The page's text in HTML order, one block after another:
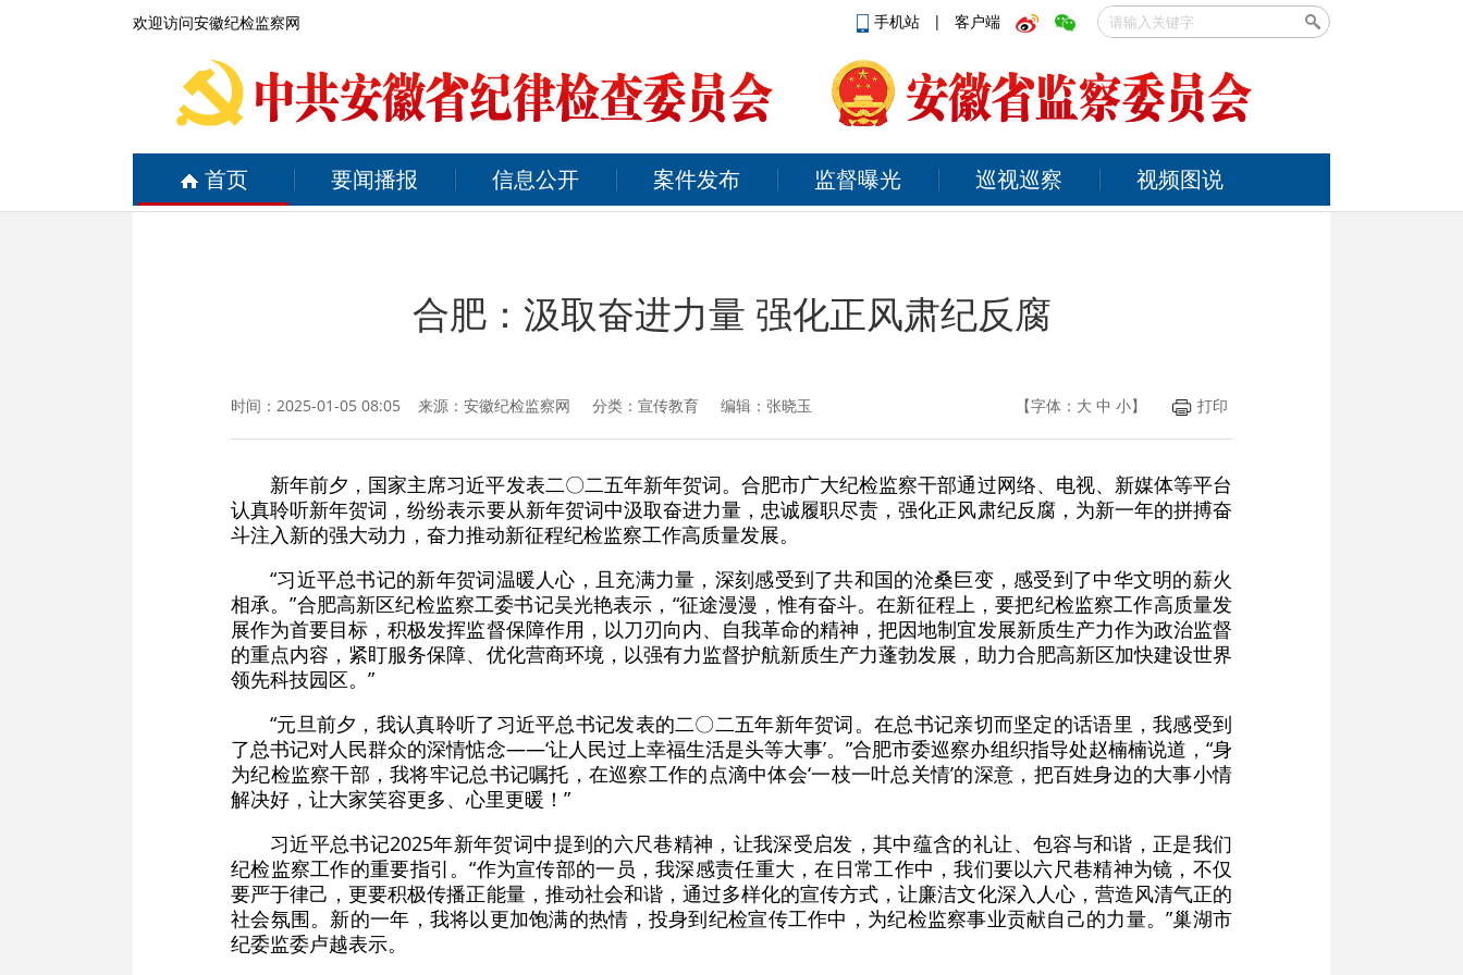
欢迎访问安徽纪检监察网 手机站 | 客户端
首页 要闻播报 信息公开 案件发布 监督曝光 巡视巡察 视频图说
合肥：汲取奋进力量 强化正风肃纪反腐
时间：2025-01-05 08:05 来源： 安徽纪检监察网 分类：宣传教育 编辑：张晓玉 【字体： 大 中 小】 打印
新年前夕，国家主席习近平发表二〇二五年新年贺词。合肥市广大纪检监察干部通过网络、电视、新媒体等平台
认真聆听新年贺词，纷纷表示要从新年贺词中汲取奋进力量，忠诚履职尽责，强化正风肃纪反腐，为新一年的拼搏奋
斗注入新的强大动力，奋力推动新征程纪检监察工作高质量发展。
“习近平总书记的新年贺词温暖人心，且充满力量，深刻感受到了共和国的沧桑巨变，感受到了中华文明的薪火
相承。”合肥高新区纪检监察工委书记吴光艳表示，“征途漫漫，惟有奋斗。在新征程上，要把纪检监察工作高质量发
展作为首要目标，积极发挥监督保障作用，以刀刃向内、自我革命的精神，把因地制宜发展新质生产力作为政治监督
的重点内容，紧盯服务保障、优化营商环境，以强有力监督护航新质生产力蓬勃发展，助力合肥高新区加快建设世界
领先科技园区。”
“元旦前夕，我认真聆听了习近平总书记发表的二〇二五年新年贺词。在总书记亲切而坚定的话语里，我感受到
了总书记对人民群众的深情惦念——‘让人民过上幸福生活是头等大事’。”合肥市委巡察办组织指导处赵楠楠说道，“身
为纪检监察干部，我将牢记总书记嘱托，在巡察工作的点滴中体会‘一枝一叶总关情’的深意，把百姓身边的大事小情
解决好，让大家笑容更多、心里更暖！”
习近平总书记2025年新年贺词中提到的六尺巷精神，让我深受启发，其中蕴含的礼让、包容与和谐，正是我们
纪检监察工作的重要指引。“作为宣传部的一员，我深感责任重大，在日常工作中，我们要以六尺巷精神为镜，不仅
要严于律己，更要积极传播正能量，推动社会和谐，通过多样化的宣传方式，让廉洁文化深入人心，营造风清气正的
社会氛围。新的一年，我将以更加饱满的热情，投身到纪检宣传工作中，为纪检监察事业贡献自己的力量。”巢湖市
纪委监委卢越表示。